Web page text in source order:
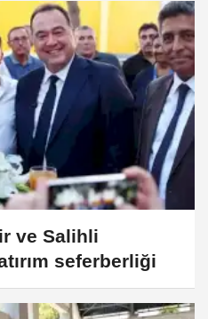
ve Salihli
seferberliği